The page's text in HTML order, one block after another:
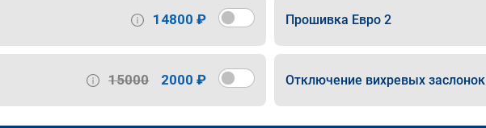
14800 ₽ Прошивка Евро 2
15000 2000 ₽ Отключение вихревых заслонок